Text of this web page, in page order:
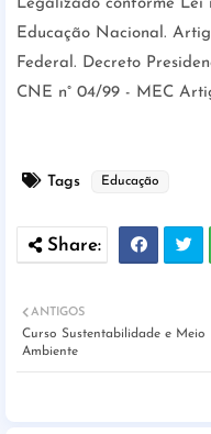
Legalizado conforme Lei
Educação Nacional.
Federal. Decreto
CNE n° 04/99 - MEC
Tags Educação
ANTIGOS
Curso Sustentabilidade e Meio
Ambiente